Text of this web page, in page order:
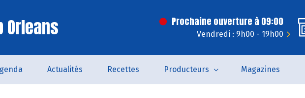
Orleans Prochaine ouverture à 09:00
Vendredi : 9h00 - 19h00
Actualités Recettes Producteurs Magazines